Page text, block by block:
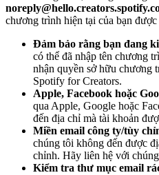
chương trình hiện tại của bạn
Đảm bảo rằng bạn đang
có thể đã nhập tên chương
nhận quyền sở hữu chương
Spotify for Creators.
Apple, Facebook hoặc
qua Apple, Google hoặc
đến địa chỉ mà tài khoản
Miền email công ty/tùy
chúng tôi không đến được
chỉnh. Hãy liên hệ với
Kiểm tra thư mục email